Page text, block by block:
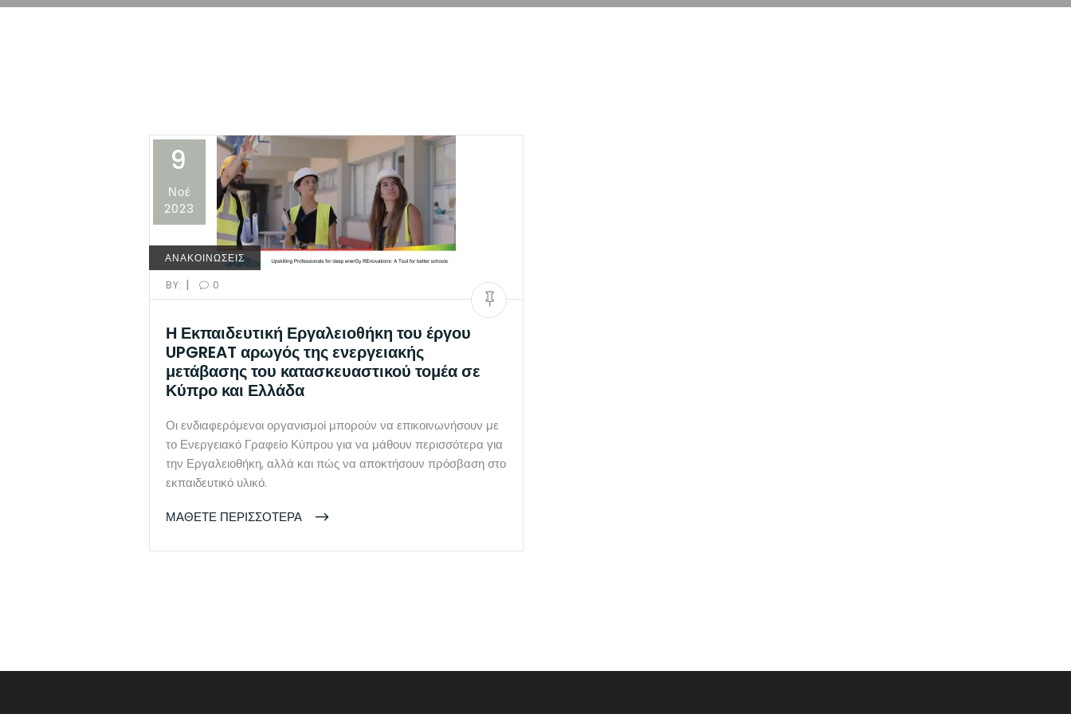
9
Νοέ
2023
ΑΝΑΚΟΙΝΩΣΕΙΣ
BY: | 0
Η Εκπαιδευτική Εργαλειοθήκη του έργου
UPGREAT αρωγός της ενεργειακής
μετάβασης του κατασκευαστικού τομέα σε
Κύπρο και Ελλάδα
Οι ενδιαφερόμενοι οργανισμοί μπορούν να επικοινωνήσουν με
το Ενεργειακό Γραφείο Κύπρου για να μάθουν περισσότερα για
την Εργαλειοθήκη, αλλά και πώς να αποκτήσουν πρόσβαση στο
εκπαιδευτικό υλικό.
ΜΑΘΕΤΕ ΠΕΡΙΣΣΟΤΕΡΑ